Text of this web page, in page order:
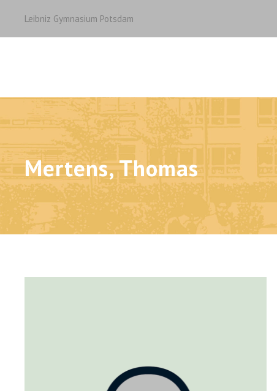
Leibniz Gymnasium Potsdam
Mertens, Thomas